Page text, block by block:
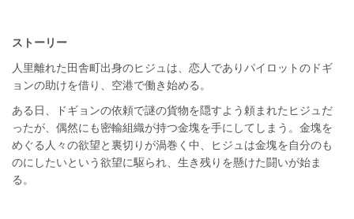
ストーリー
人里離れた田舎町出身のヒジュは、恋人でありパイロットのドギ
ョンの助けを借り、空港で働き始める。
ある日、ドギョンの依頼で謎の貨物を隠すよう頼まれたヒジュだ
ったが、偶然にも密輸組織が持つ金塊を手にしてしまう。金塊を
めぐる人々の欲望と裏切りが渦巻く中、ヒジュは金塊を自分のも
のにしたいという欲望に駆られ、生き残りを懸けた闘いが始ま
る。